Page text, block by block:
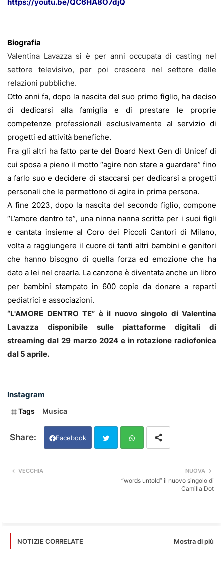
Biografia
Valentina Lavazza si è per anni occupata di casting nel
settore televisivo, per poi crescere nel settore delle
relazioni pubbliche.
Otto anni fa, dopo la nascita del suo primo figlio, ha deciso
di dedicarsi alla famiglia e di prestare le proprie
competenze professionali esclusivamente al servizio di
progetti ed attività benefiche.
Fra gli altri ha fatto parte del Board Next Gen di Unicef di
cui sposa a pieno il motto “agire non stare a guardare” fino
a farlo suo e decidere di staccarsi per dedicarsi a progetti
personali che le permettono di agire in prima persona.
A fine 2023, dopo la nascita del secondo figlio, compone
“L’amore dentro te”, una ninna nanna scritta per i suoi figli
e cantata insieme al Coro dei Piccoli Cantori di Milano,
volta a raggiungere il cuore di tanti altri bambini e genitori
che hanno bisogno di quella forza ed emozione che ha
dato a lei nel crearla. La canzone è diventata anche un libro
per bambini stampato in 600 copie da donare a reparti
pediatrici e associazioni.
“L'AMORE DENTRO TE” è il nuovo singolo di Valentina
Lavazza disponibile sulle piattaforme digitali di
streaming dal 29 marzo 2024 e in rotazione radiofonica
dal 5 aprile.
Instagram
Tags Musica
Facebook
ats
NUOVA
“words untold” il nuovo singolo di
Camilla Dot
VECCHIA
NOTIZIE CORRELATE Mostra di più